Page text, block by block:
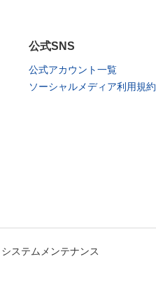
公式SNS
公式アカウント一覧
ソーシャルメディア利用規約
システムメンテナンス